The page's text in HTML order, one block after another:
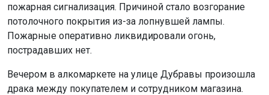
пожарная сигнализация. Причиной стало возгорание
потолочного покрытия из-за лопнувшей лампы.
Пожарные оперативно ликвидировали огонь,
пострадавших нет.
Вечером в алкомаркете на улице Дубравы произошла
драка между покупателем и сотрудником магазина.